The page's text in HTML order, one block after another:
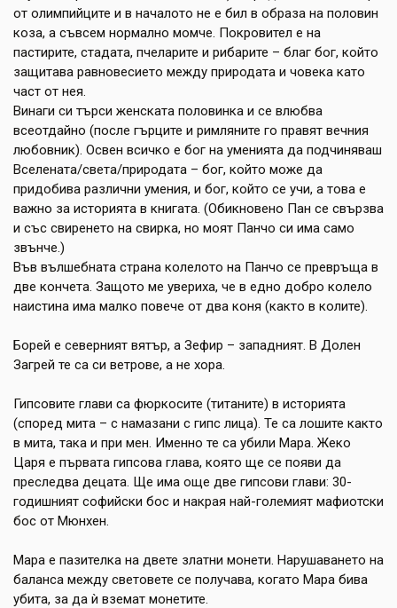
от олимпийците и в началото не е бил в образа на половин
коза, а съвсем нормално момче. Покровител е на
пастирите, стадата, пчеларите и рибарите – благ бог, който
защитава равновесието между природата и човека като
част от нея.
Винаги си търси женската половинка и се влюбва
всеотдайно (после гърците и римляните го правят вечния
любовник). Освен всичко е бог на уменията да подчиняваш
Вселената/света/природата – бог, който може да
придобива различни умения, и бог, който се учи, а това е
важно за историята в книгата. (Обикновено Пан се свързва
и със свиренето на свирка, но моят Панчо си има само
звънче.)
Във вълшебната страна колелото на Панчо се превръща в
две кончета. Защото ме увериха, че в едно добро колело
наистина има малко повече от два коня (както в колите).
Борей е северният вятър, а Зефир – западният. В Долен
Загрей те са си ветрове, а не хора.
Гипсовите глави са фюркосите (титаните) в историята
(според мита – с намазани с гипс лица). Те са лошите както
в мита, така и при мен. Именно те са убили Мара. Жеко
Царя е първата гипсова глава, която ще се появи да
преследва децата. Ще има още две гипсови глави: 30-
годишният софийски бос и накрая най-големият мафиотски
бос от Мюнхен.
Мара е пазителка на двете златни монети. Нарушаването на
баланса между световете се получава, когато Мара бива
убита, за да ѝ вземат монетите.